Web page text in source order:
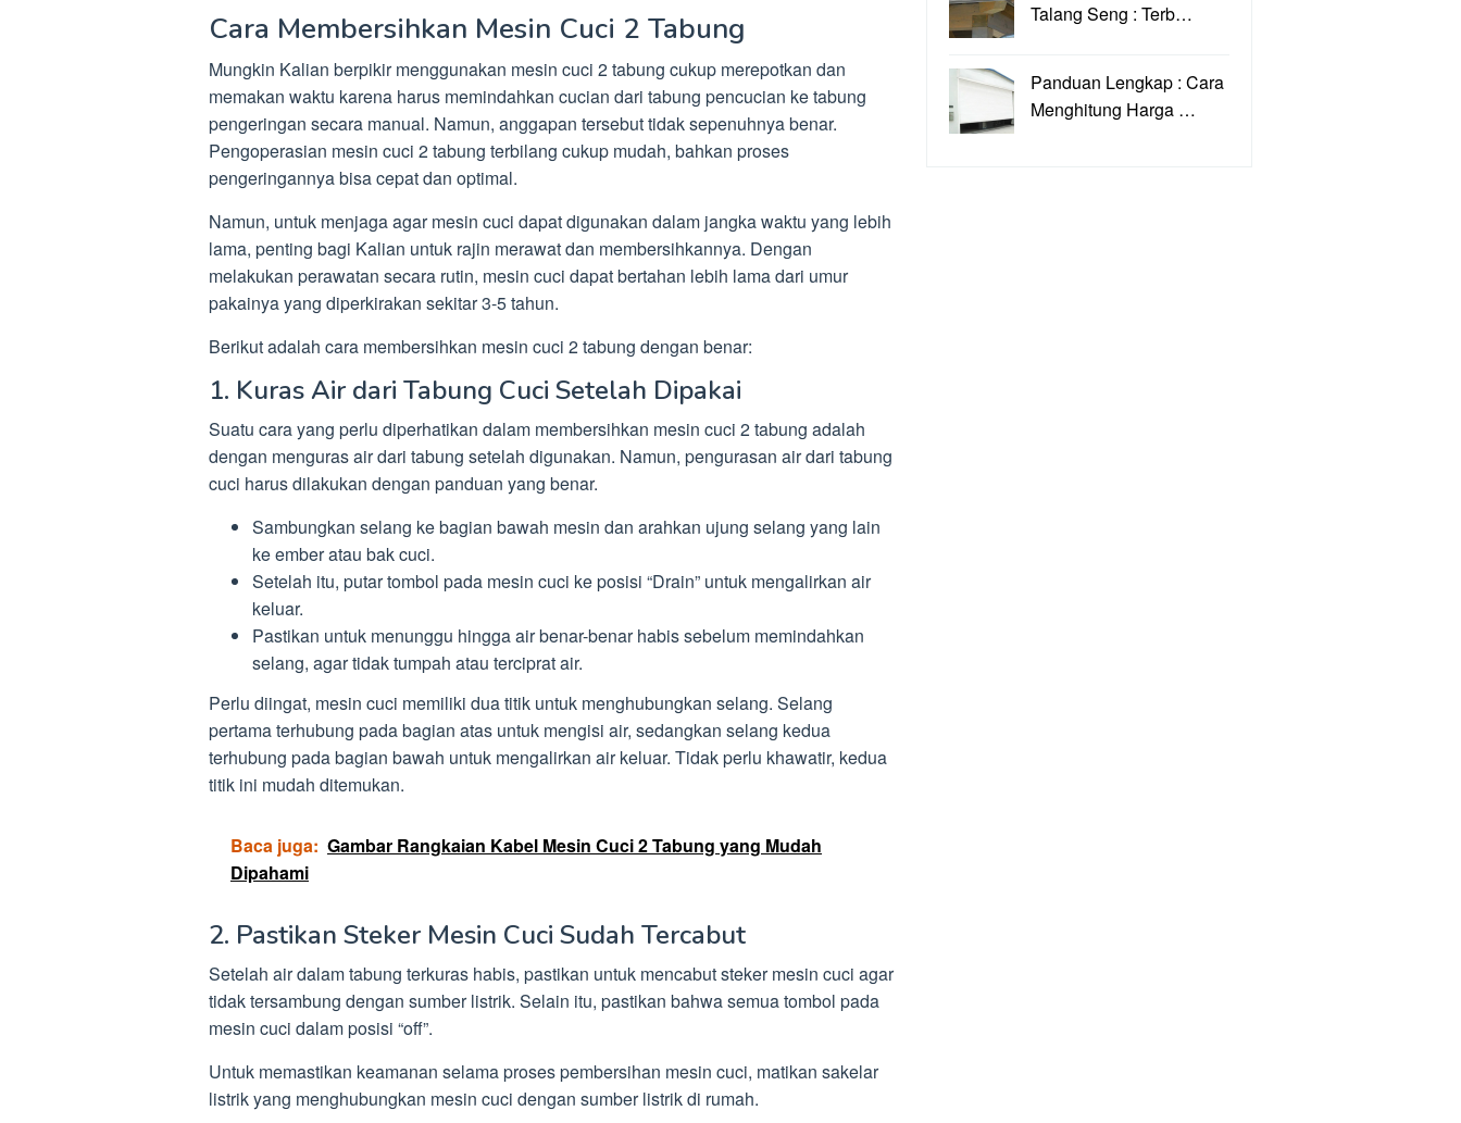
Cara Membersihkan Mesin Cuci 2 Tabung
Mungkin Kalian berpikir menggunakan mesin cuci 2 tabung cukup merepotkan dan
memakan waktu karena harus memindahkan cucian dari tabung pencucian ke tabung
pengeringan secara manual. Namun, anggapan tersebut tidak sepenuhnya benar.
Pengoperasian mesin cuci 2 tabung terbilang cukup mudah, bahkan proses
pengeringannya bisa cepat dan optimal.
Namun, untuk menjaga agar mesin cuci dapat digunakan dalam jangka waktu yang lebih
lama, penting bagi Kalian untuk rajin merawat dan membersihkannya. Dengan
melakukan perawatan secara rutin, mesin cuci dapat bertahan lebih lama dari umur
pakainya yang diperkirakan sekitar 3-5 tahun.
Berikut adalah cara membersihkan mesin cuci 2 tabung dengan benar:
1. Kuras Air dari Tabung Cuci Setelah Dipakai
Suatu cara yang perlu diperhatikan dalam membersihkan mesin cuci 2 tabung adalah
dengan menguras air dari tabung setelah digunakan. Namun, pengurasan air dari tabung
cuci harus dilakukan dengan panduan yang benar.
Sambungkan selang ke bagian bawah mesin dan arahkan ujung selang yang lain
ke ember atau bak cuci.
Setelah itu, putar tombol pada mesin cuci ke posisi “Drain” untuk mengalirkan air
keluar.
Pastikan untuk menunggu hingga air benar-benar habis sebelum memindahkan
selang, agar tidak tumpah atau terciprat air.
Perlu diingat, mesin cuci memiliki dua titik untuk menghubungkan selang. Selang
pertama terhubung pada bagian atas untuk mengisi air, sedangkan selang kedua
terhubung pada bagian bawah untuk mengalirkan air keluar. Tidak perlu khawatir, kedua
titik ini mudah ditemukan.
Baca juga: Gambar Rangkaian Kabel Mesin Cuci 2 Tabung yang Mudah
Dipahami
2. Pastikan Steker Mesin Cuci Sudah Tercabut
Setelah air dalam tabung terkuras habis, pastikan untuk mencabut steker mesin cuci agar
tidak tersambung dengan sumber listrik. Selain itu, pastikan bahwa semua tombol pada
mesin cuci dalam posisi “off”.
Untuk memastikan keamanan selama proses pembersihan mesin cuci, matikan sakelar
listrik yang menghubungkan mesin cuci dengan sumber listrik di rumah.
Talang Seng : Terb…
Panduan Lengkap : Cara
Menghitung Harga …